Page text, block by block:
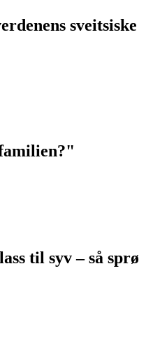
sveitsiske
til syv – så sprø